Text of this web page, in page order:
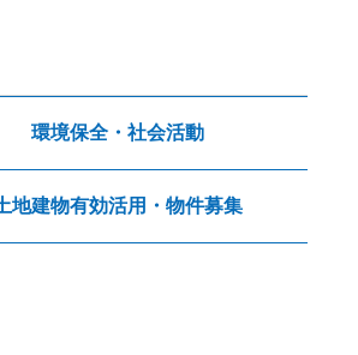
環境保全・社会活動
地建物有効活用・物件募集